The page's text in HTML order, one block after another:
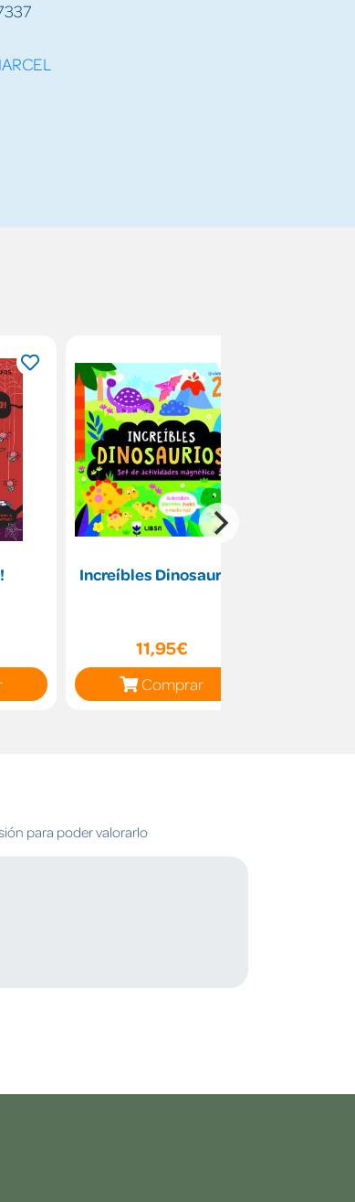
Increíbles Dinosaurios
11,95€
Comprar
para poder valorarlo